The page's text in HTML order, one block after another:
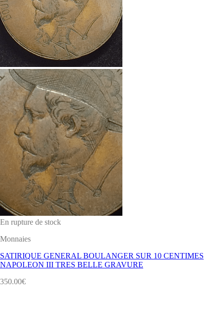
En rupture de stock
Monnaies
SATIRIQUE GENERAL BOULANGER SUR 10 CENTIMES
NAPOLEON III TRES BELLE GRAVURE
350.00€